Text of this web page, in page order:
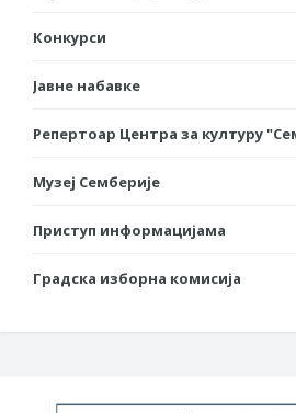
Конкурси
Јавне набавке
Репертоар Центра за културу
Музеј Семберије
Приступ информацијама
Градска изборна комисија